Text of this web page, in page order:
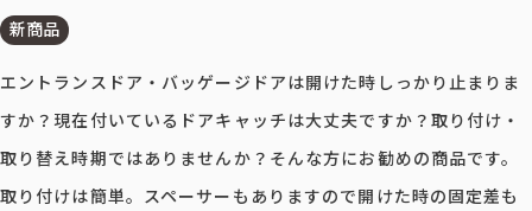
新商品
エントランスドア・バッゲージドアは開けた時しっかり止まりま
すか？現在付いているドアキャッチは大丈夫ですか？取り付け・
取り替え時期ではありませんか？そんな方にお勧めの商品です。
取り付けは簡単。スペーサーもありますので開けた時の固定差も